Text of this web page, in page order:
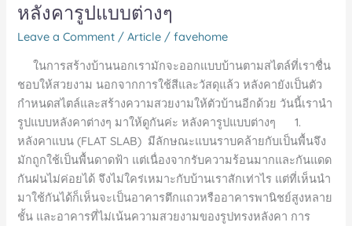
หลังคารูปแบบต่างๆ
Leave a Comment /Article /favehome
ในการสร้างบ้านนอกเรามักจะออกแบบบ้านตามสไตล์ที่เราชื่น
ชอบให้สวยงาม นอกจากการใช้สีและวัสดุแล้ว หลังคายังเป็นตัว
กำหนดสไตล์และสร้างความสวยงามให้ตัวบ้านอีกด้วย วันนี้เรานำ
รูปแบบหลังคาต่างๆ มาให้ดูกันค่ะ หลังคารูปแบบต่างๆ 1.
หลังคาแบน (FLAT SLAB) มีลักษณะแบนราบคล้ายกับเป็นพื้นจึง
มักถูกใช้เป็นพื้นดาดฟ้า แต่เนื่องจากรับความร้อนมากและกันแดด
กันฝนไม่ค่อยได้ จึงไม่ใคร่เหมาะกับบ้านเราสักเท่าไร แต่ที่เห็นนำ
มาใช้กันได้ก็เห็นจะเป็นอาคารตึกแถวหรืออาคารพานิชย์สูงหลาย
ชั้น และอาคารที่ไม่เน้นความสวยงามของรูปทรงหลังคา การ